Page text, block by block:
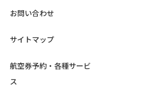
お問い合わせ
サイトマップ
航空券予約・各種サービ
ス